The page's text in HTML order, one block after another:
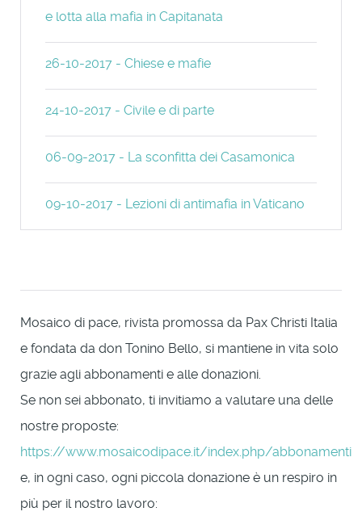
e lotta alla mafia in Capitanata
26-10-2017 - Chiese e mafie
24-10-2017 - Civile e di parte
06-09-2017 - La sconfitta dei Casamonica
09-10-2017 - Lezioni di antimafia in Vaticano
Mosaico di pace, rivista promossa da Pax Christi Italia
e fondata da don Tonino Bello, si mantiene in vita solo
grazie agli abbonamenti e alle donazioni.
Se non sei abbonato, ti invitiamo a valutare una delle
nostre proposte:
https://www.mosaicodipace.it/index.php/abbonamenti
e, in ogni caso, ogni piccola donazione è un respiro in
più per il nostro lavoro: